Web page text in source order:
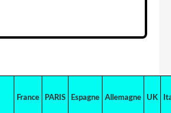
France PARIS Espagne Allemagne UK